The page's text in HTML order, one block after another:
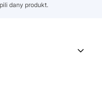
dany produkt.